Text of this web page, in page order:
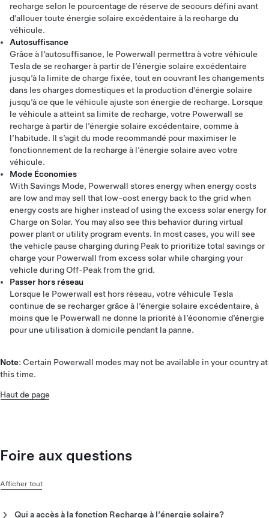
recharge selon le pourcentage de réserve de secours défini avant
d’allouer toute énergie solaire excédentaire à la recharge du
véhicule.
Autosuffisance
Grâce à l’autosuffisance, le Powerwall permettra à votre véhicule
Tesla de se recharger à partir de l’énergie solaire excédentaire
jusqu’à la limite de charge fixée, tout en couvrant les changements
dans les charges domestiques et la production d’énergie solaire
jusqu’à ce que le véhicule ajuste son énergie de recharge. Lorsque
le véhicule a atteint sa limite de recharge, votre Powerwall se
recharge à partir de l’énergie solaire excédentaire, comme à
l’habitude. Il s’agit du mode recommandé pour maximiser le
fonctionnement de la recharge à l’énergie solaire avec votre
véhicule.
Mode Économies
With Savings Mode, Powerwall stores energy when energy costs
are low and may sell that low-cost energy back to the grid when
energy costs are higher instead of using the excess solar energy for
Charge on Solar. You may also see this behavior during virtual
power plant or utility program events. In most cases, you will see
the vehicle pause charging during Peak to prioritize total savings or
charge your Powerwall from excess solar while charging your
vehicle during Off-Peak from the grid.
Passer hors réseau
Lorsque le Powerwall est hors réseau, votre véhicule Tesla
continue de se recharger grâce à l’énergie solaire excédentaire, à
moins que le Powerwall ne donne la priorité à l’économie d’énergie
pour une utilisation à domicile pendant la panne.
Note: Certain Powerwall modes may not be available in your country at
this time.
Haut de page
Foire aux questions
Afficher tout
Qui a accès à la fonction Recharge à l’énergie solaire?